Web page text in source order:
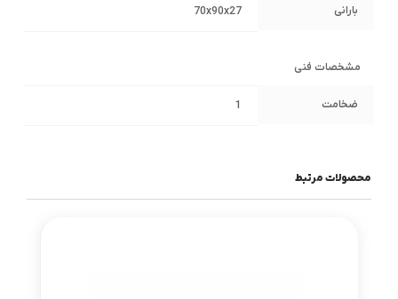
بارانی 70x90x27
مشخصات فنی
ضخامت 1
محصولات مرتبط